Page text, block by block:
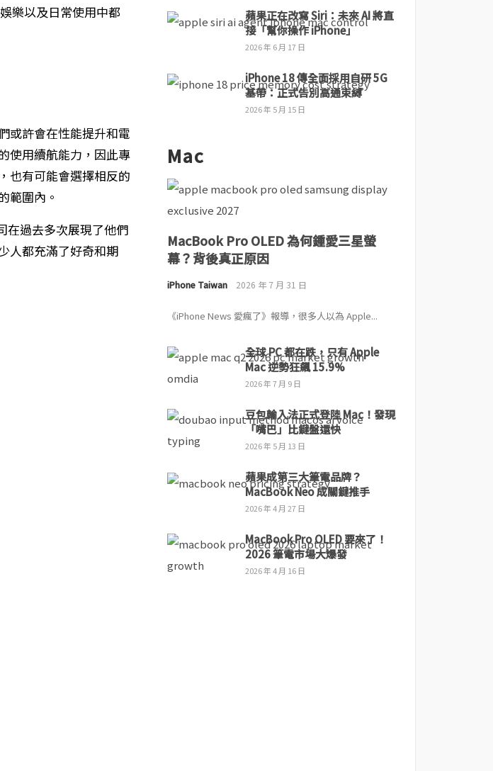
樂以及日常使用中都
或許會在性能提升和電
使用續航能力，因此專
也有可能會選擇相反的
範圍內。
在過去多次展現了他們
人都充滿了好奇和期
蘋果正在改寫 Siri：未來 AI 將直
接「幫你操作 iPhone」
2026 年 6 月 17 日
iPhone 18 傳全面採用自研 5G
基帶：正式告別高通束縛
2026 年 5 月 15 日
Mac
MacBook Pro OLED 為何鍾愛三星螢
幕？背後真正原因
iPhone Taiwan 2026 年 7 月 31 日
《iPhone News 愛瘋了》報導，很多人以為 Apple...
全球 PC 都在跌，只有 Apple
Mac 逆勢狂飆 15.9%
2026 年 7 月 9 日
豆包輸入法正式登陸 Mac！發現
「嘴巴」比鍵盤還快
2026 年 5 月 13 日
蘋果成第三大筆電品牌？
MacBook Neo 成關鍵推手
2026 年 4 月 27 日
MacBook Pro OLED 要來了！
2026 筆電市場大爆發
2026 年 4 月 16 日